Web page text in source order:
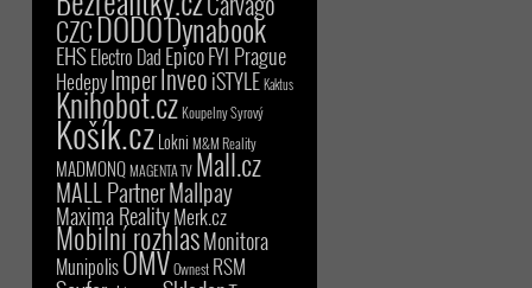
CZCDODODynabook
EHSElectro Dad EpicoFYI Prague
HedepyImperInveoiSTYLE Kaktus
Knihobot.czKoupelny Syrový
Košík.czLokni M&M Reality
MADMONQMAGENTA TV Mall.cz
MALL PartnerMallpay
Maxima RealityMerk.cz
Mobilní rozhlasMonitora
MunipolisOMVOwnest RSM